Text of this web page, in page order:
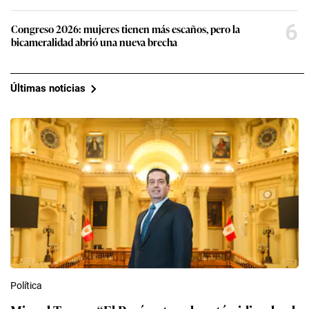
Congreso 2026: mujeres tienen más escaños, pero la
bicameralidad abrió una nueva brecha
6
Últimas noticias
Política